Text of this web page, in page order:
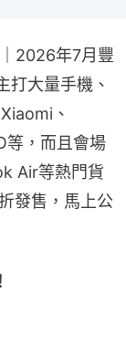
2026年7月豐
打大量手機、
、
等，而且會場
Air等熱門貨
發售，馬上公